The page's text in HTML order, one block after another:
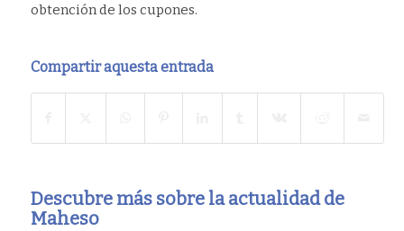
obtención de los cupones.
Compartir aquesta entrada
Descubre más sobre la actualidad de
Maheso